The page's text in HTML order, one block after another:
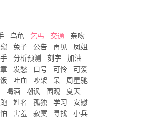
乌龟 乞丐 交通
亲吻
兔子 公告 再见
凤姐
分析预测 刻字
加油
发愁 口号 可怜
可爱
吐血 吵架 呆
周星驰
喝酒 嘲讽 围观
夏天
姓名 孤独 学习
安慰
害羞 寂寞 寻找
小兵